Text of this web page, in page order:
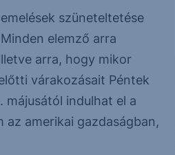
szüneteltetése
elemző arra
arra, hogy mikor
várakozásait Péntek
indulhat el a
az amerikai gazdaságban,